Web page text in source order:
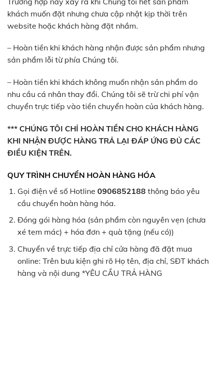
khách muốn đặt nhưng chưa cập nhật kịp thời trên
website hoặc khách hàng đặt nhầm.
– Hoàn tiền khi khách hàng nhận được sản phẩm nhưng
sản phẩm lỗi từ phía Chúng tôi.
– Hoàn tiền khi khách không muốn nhận sản phẩm do
nhu cầu cá nhân thay đổi. Chúng tôi sẽ trừ chi phí vận
chuyển trực tiếp vào tiền chuyển hoàn của khách hàng.
*** CHÚNG TÔI CHỈ HOÀN TIỀN CHO KHÁCH HÀNG
KHI NHẬN ĐƯỢC HÀNG TRẢ LẠI ĐÁP ỨNG ĐỦ CÁC
ĐIỀU KIỆN TRÊN.
QUY TRÌNH CHUYỂN HOÀN HÀNG HÓA
Gọi điện về số Hotline 0906852188 thông báo yêu
cầu chuyển hoàn hàng hóa.
Đóng gói hàng hóa (sản phẩm còn nguyên vẹn (chưa
xé tem mác) + hóa đơn + quà tặng (nếu có))
Chuyển về trực tiếp địa chỉ cửa hàng đã đặt mua
online: Trên bưu kiện ghi rõ Họ tên, địa chỉ, SĐT khách
hàng và nội dung *YÊU CẦU TRẢ HÀNG